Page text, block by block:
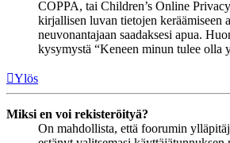
COPPA, tai Children’s Online
kirjallisen luvan tietojen keräämiseen
neuvonantajaan saadaksesi apua.
kysymystä “Keneen minun tulee olla
Ylös
Miksi en voi rekisteröityä?
On mahdollista, että foorumin